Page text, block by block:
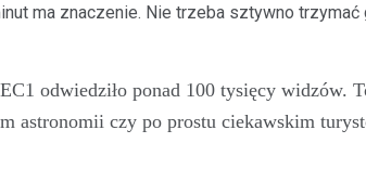
ma znaczenie. Nie trzeba sztywno
odwiedziło ponad 100 tysięcy widzów.
astronomii czy po prostu ciekawskim